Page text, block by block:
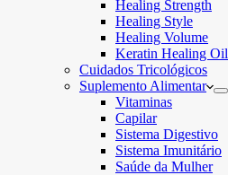
Healing Strength
Healing Style
Healing Volume
Keratin Healing Oil
Cuidados Tricológicos
Suplemento Alimentar
Vitaminas
Capilar
Sistema Digestivo
Sistema Imunitário
Saúde da Mulher